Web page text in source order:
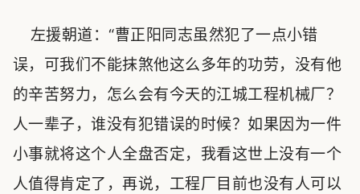
左援朝道：“曹正阳同志虽然犯了一点小错
误，可我们不能抹煞他这么多年的功劳，没有他
的辛苦努力，怎么会有今天的江城工程机械厂？
人一辈子，谁没有犯错误的时候？如果因为一件
小事就将这个人全盘否定，我看这世上没有一个
人值得肯定了，再说，工程厂目前也没有人可以